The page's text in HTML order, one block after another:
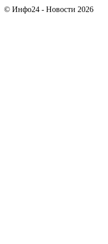
© Инфо24 - Новости 2026